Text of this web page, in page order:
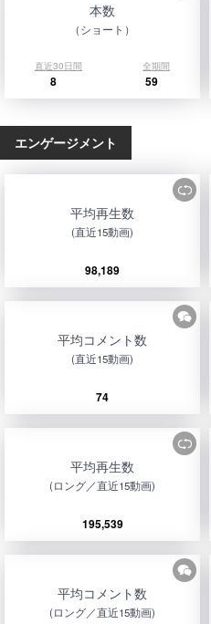
本数
（ショート）
直近30日間 全期間
8 59
エンゲージメント
平均再生数
(直近15動画)
98,189
平均コメント数
(直近15動画)
74
平均再生数
(ロング／直近15動画)
195,539
平均コメント数
(ロング／直近15動画)